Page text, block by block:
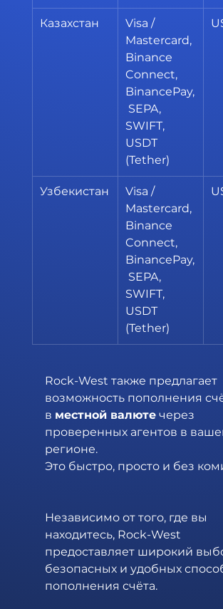
Казахстан
Visa /
Mastercard,
Binance
Connect,
BinancePay,
SEPA,
SWIFT,
USDT
(Tether)
Узбекистан
Visa /
Mastercard,
Binance
Connect,
BinancePay,
SEPA,
SWIFT,
USDT
(Tether)
Rock-West также предлагает
возможность пополнения
в местной валюте через
проверенных агентов в
регионе.
Это быстро, просто и без
Независимо от того, где вы
находитесь, Rock-West
предоставляет широкий
безопасных и удобных
пополнения счёта.